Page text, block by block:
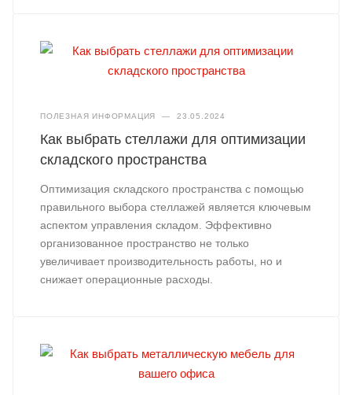
ПОЛЕЗНАЯ ИНФОРМАЦИЯ — 23.05.2024
Как выбрать стеллажи для оптимизации
складского пространства
Оптимизация складского пространства с помощью
правильного выбора стеллажей является ключевым
аспектом управления складом. Эффективно
организованное пространство не только
увеличивает производительность работы, но и
снижает операционные расходы.